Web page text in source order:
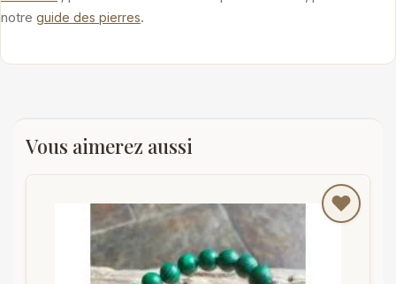
notre guide des pierres.
Vous aimerez aussi